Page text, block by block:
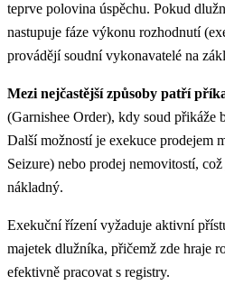
teprve polovina úspěchu. Pokud
nastupuje fáze výkonu rozhodnutí
provádějí soudní vykonavatelé na
Mezi nejčastější způsoby patří
(Garnishee Order), kdy soud přikáže
Další možností je exekuce prodejem
Seizure) nebo prodej nemovitostí,
nákladný.
Exekuční řízení vyžaduje aktivní
majetek dlužníka, přičemž zde hraje
efektivně pracovat s registry.